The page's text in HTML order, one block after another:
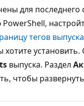
для последнего
тегов выпуска
выпуска. Раздел
чтобы